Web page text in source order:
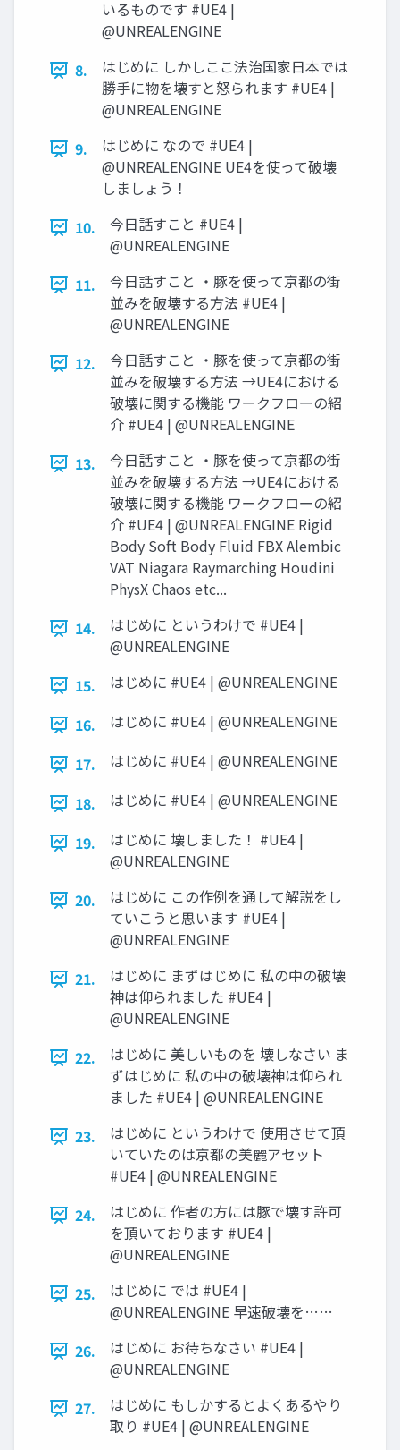
いるものです #UE4 |
@UNREALENGINE
8.
はじめに しかしここ法治国家日本では
勝手に物を壊すと怒られます #UE4 |
@UNREALENGINE
9.
はじめに なので #UE4 |
@UNREALENGINE UE4を使って破壊
しましょう！
10.
今日話すこと #UE4 |
@UNREALENGINE
11.
今日話すこと ・豚を使って京都の街
並みを破壊する方法 #UE4 |
@UNREALENGINE
12.
今日話すこと ・豚を使って京都の街
並みを破壊する方法 →UE4における
破壊に関する機能 ワークフローの紹
介 #UE4 | @UNREALENGINE
13.
今日話すこと ・豚を使って京都の街
並みを破壊する方法 →UE4における
破壊に関する機能 ワークフローの紹
介 #UE4 | @UNREALENGINE Rigid
Body Soft Body Fluid FBX Alembic
VAT Niagara Raymarching Houdini
PhysX Chaos etc...
14.
はじめに というわけで #UE4 |
@UNREALENGINE
15.
はじめに #UE4 | @UNREALENGINE
16.
はじめに #UE4 | @UNREALENGINE
17.
はじめに #UE4 | @UNREALENGINE
18.
はじめに #UE4 | @UNREALENGINE
19.
はじめに 壊しました！ #UE4 |
@UNREALENGINE
20.
はじめに この作例を通して解説をし
ていこうと思います #UE4 |
@UNREALENGINE
21.
はじめに まずはじめに 私の中の破壊
神は仰られました #UE4 |
@UNREALENGINE
22.
はじめに 美しいものを 壊しなさい ま
ずはじめに 私の中の破壊神は仰られ
ました #UE4 | @UNREALENGINE
23.
はじめに というわけで 使用させて頂
いていたのは京都の美麗アセット
#UE4 | @UNREALENGINE
24.
はじめに 作者の方には豚で壊す許可
を頂いております #UE4 |
@UNREALENGINE
25.
はじめに では #UE4 |
@UNREALENGINE 早速破壊を……
26.
はじめに お待ちなさい #UE4 |
@UNREALENGINE
27.
はじめに もしかするとよくあるやり
取り #UE4 | @UNREALENGINE